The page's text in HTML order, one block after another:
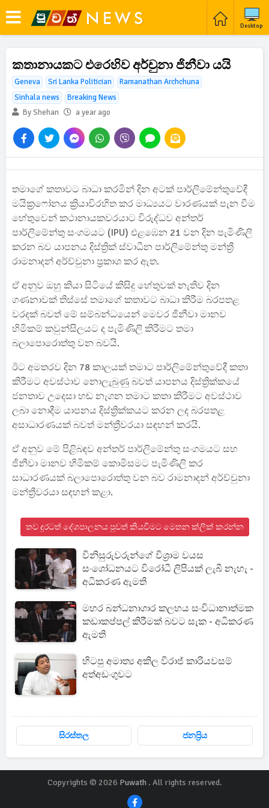
Desktop
කතානායකට එරෙහිව අර්චුනා ජිනීවා යයි
Geneva Sri Lanka Politician
Ramanathan Archchuna
Sinhala news
Breaking News
By Shehan
a year ago
තමාගේ කතාවට බාධා කරමින් දින අටක් පාර්ලිමේන්තුවේදී
මයික්‍රෆෝනය ක්‍රියාවිරහිත කර මාධ්‍යයට වාරණයක් පැන වීම
හේතුවෙන් කථානායකවරයාට විරුද්ධව අන්තර්
පාර්ලිමේන්තු සංගමයට (IPU) එළඹෙන 21 වන දින පැමිණිලි
කරන බව යාපනය දිස්ත්‍රික් ස්වාධීන පාර්ලිමේන්තු මන්ත්‍රී
රාමනාදන් අර්ච්චුනා ප්‍රකාශ කර ඇත.
ඒ අනුව ඔහු කියා සිටියේ කිසිදු හේතුවක් නැතිව දින
ගණනාවක් තිස්සේ තමාගේ කතාවට බාධා කිරීම බරපතළ
වරදක් බවත් මේ සම්බන්ධයෙන් මෙවර ජිනීවා මානව
හිමිකම් කවුන්සිලයට ද පැමිණිලි කිරීමට තමා
බලාපොරොත්තු වන බවයි.
ඊට අමතරව දින 78 කාලයක් තමාට පාර්ලිමේන්තුවේදී කතා
කිරීමට අවස්ථාව නොලැබුණු බවත් යාපනය දිස්ත්‍රික්කයේ
ජනතාව උදෙසා හඬ නැගන තමාට කතා කිරීමට අවස්ථාව
ලබා නොදීම යාපනය දිස්ත්‍රික්කයට කරන ලද බරපතළ
අසාධාරණයක් බවත් මන්ත්‍රීවරයා සඳහන් කරයි.
ඒ අනුව මේ පිළිබඳව අන්තර් පාර්ලිමේන්තු සංගමයට සහ
ජිනීවා මානව හිමිකම් කොමිසමට පැමිණිලි කර
සාධාරණයක් බලාපොරොත්තු වන බව රාමනාදන් අර්ච්චුනා
මන්ත්‍රීවරයා සඳහන් කළා.
තව දුරටත් දේශපාලනය පුවත් කියවීමට මෙතන ක්ලික් කරන්න
විනිසුරුවරුන්ගේ විශ්‍රාම වයස
සංශෝධනයට විරෝධී ලිපියක් ලැබී නැහැ -
අධිකරණ ඇමති
මහර බන්ධනාගාර කලහය සංවිධානාත්මක
කඩාකප්පල් කිරීමක් බවට සැක - අධිකරණ
ඇමති
හිටපු අමාත්‍ය අකිල විරාජ් කාරියවසම්
අත්අඩංගුවට
සිරස්තල ජනප්‍රිය
Copyrights © 2026 Puwath. All rights reserved.